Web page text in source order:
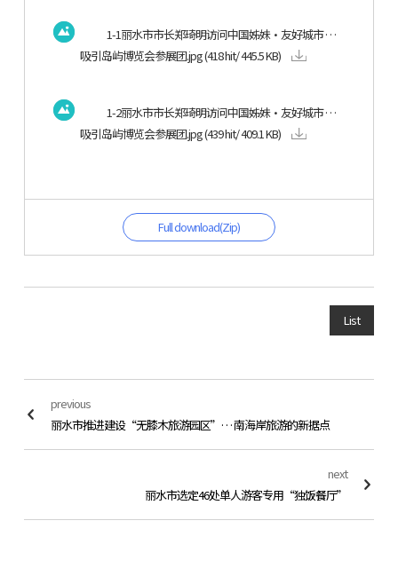
1-1丽水市市长郑琦明访问中国姊妹·友好城市 …
吸引岛屿博览会参展团.jpg(418 hit/ 445.5 KB)
1-2丽水市市长郑琦明访问中国姊妹·友好城市 …
吸引岛屿博览会参展团.jpg(439 hit/ 409.1 KB)
Full download(Zip)
List
previous
丽水市推进建设“无膝木旅游园区”… 南海岸旅游的新据点
next
丽水市选定46处单人游客专用“独饭餐厅”